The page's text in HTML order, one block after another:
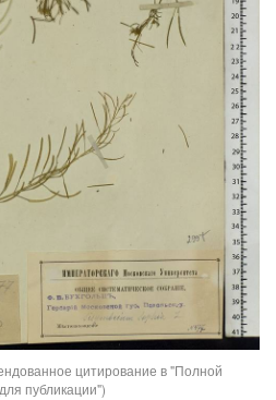
цитирование в "Полной
публикации")